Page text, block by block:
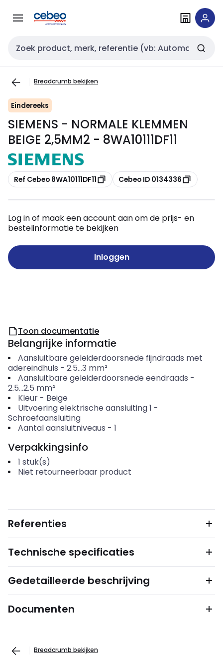
naar
naar
Zoekveld invoer
Breadcrumb bekijken
Eindereeks
SIEMENS - NORMALE KLEMMEN
BEIGE 2,5MM2 - 8WA10111DF11
Kopiëren
Ref Cebeo 8WA10111DF11 Kopiëren
Cebeo ID 0134336
Log in of maak een account aan om de prijs- en
bestelinformatie te bekijken
Inloggen
Toon documentatie
Belangrijke informatie
Aansluitbare geleiderdoorsnede fijndraads met
adereindhuls - 2.5...3 mm²
Aansluitbare geleiderdoorsnede eendraads -
2.5...2.5 mm²
Kleur- Beige
Uitvoering elektrische aansluiting 1 -
Schroefaansluiting
Aantal aansluitniveaus - 1
Verpakkingsinfo
1 stuk(s)
Niet retourneerbaar product
Referenties
Technische specificaties
Gedetailleerde beschrijving
Documenten
Breadcrumb bekijken